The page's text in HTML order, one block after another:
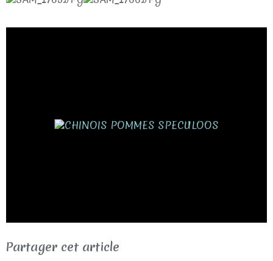
Partager cet article